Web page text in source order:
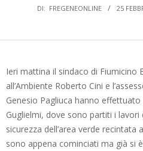
DI: FREGENEONLINE 25
Ieri mattina il sindaco di Fiumicino
all’Ambiente Roberto Cini e
Genesio Pagliuca hanno
Guglielmi, dove sono partiti i
sicurezza dell’area verde recintata
sono appena cominciati ma già